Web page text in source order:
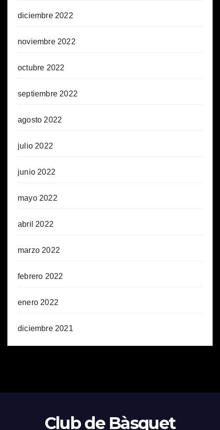
diciembre 2022
noviembre 2022
octubre 2022
septiembre 2022
agosto 2022
julio 2022
junio 2022
mayo 2022
abril 2022
marzo 2022
febrero 2022
enero 2022
diciembre 2021
Club de Bàsquet